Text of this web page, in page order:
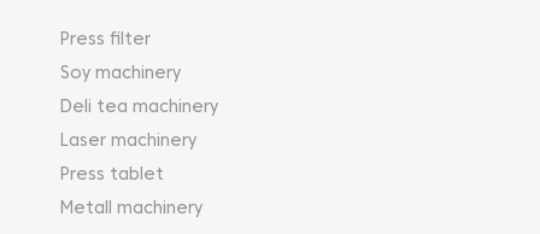
Press filter
Soy machinery
Deli tea machinery
Laser machinery
Press tablet
Metall machinery